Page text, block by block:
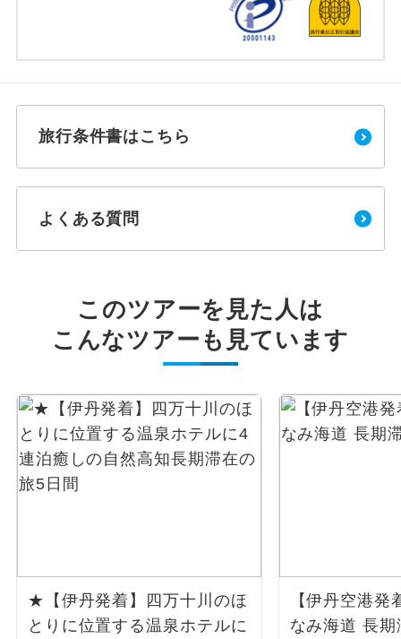
旅行条件書はこちら
よくある質問
このツアーを見た人は
こんなツアーも見ています
★【伊丹発着】四万十川のほ
とりに位置する温泉ホテルに
【伊丹空港発
なみ海道 長